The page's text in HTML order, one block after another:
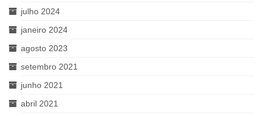
julho 2024
janeiro 2024
agosto 2023
setembro 2021
junho 2021
abril 2021